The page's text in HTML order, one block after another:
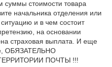
суммы стоимости товара
начальника отделения или
и в чем состоит
на основании
страховая выплата. И еще
ОБЯЗАТЕЛЬНО
ПОЧТЫ !!!